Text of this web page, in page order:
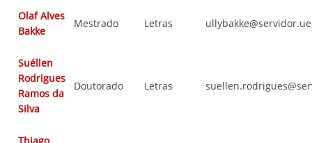
Olaf Alves
Bakke
Mestrado Letras
Suéllen
Rodrigues
Ramos da
Silva
Doutorado Letras